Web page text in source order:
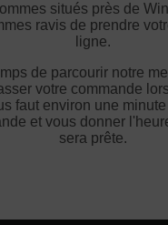
situés près de
ravis de prendre
ligne.
de parcourir notre
votre commande
faut environ une
et vous donner
sera prête.